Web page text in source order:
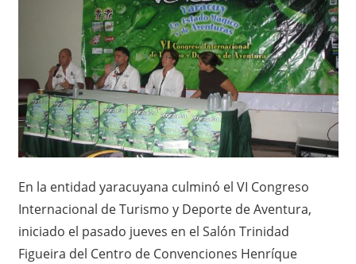
En la entidad yaracuyana culminó el VI Congreso
Internacional de Turismo y Deporte de Aventura,
iniciado el pasado jueves en el Salón Trinidad
Figueira del Centro de Convenciones Henríque